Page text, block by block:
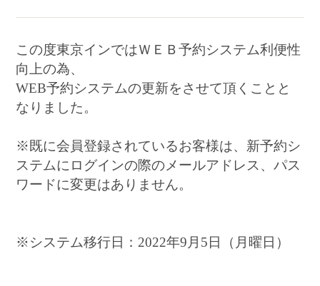
この度東京インではＷＥＢ予約システム利便性
向上の為、
WEB予約システムの更新をさせて頂くことと
なりました。
※既に会員登録されているお客様は、新予約シ
ステムにログインの際のメールアドレス、パス
ワードに変更はありません。
※システム移行日：2022年9月5日（月曜日）